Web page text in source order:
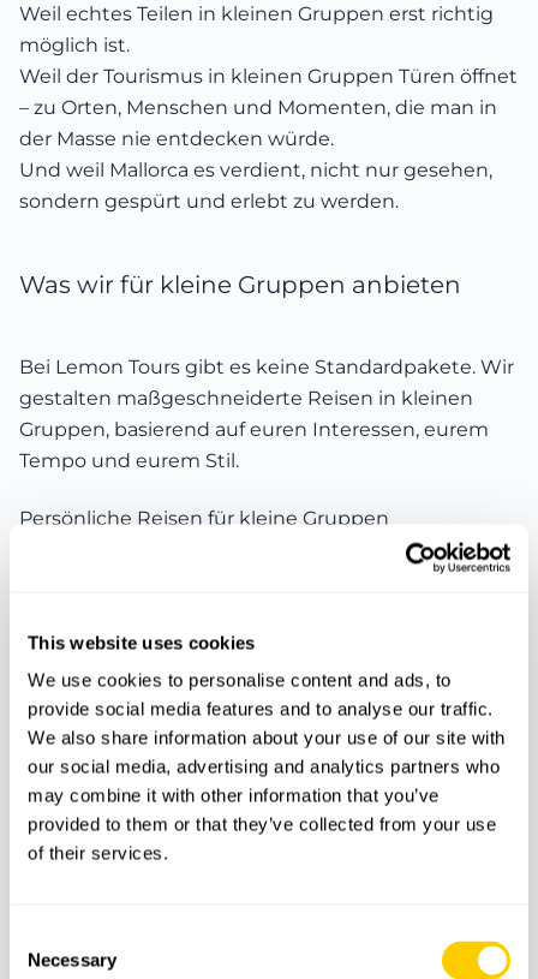
This website uses cookies
We use cookies to personalise content and ads, to
provide social media features and to analyse our traffic.
We also share information about your use of our site with
our social media, advertising and analytics partners who
may combine it with other information that you’ve
provided to them or that they’ve collected from your use
of their services.
Selection
Necessary
Weil echtes Teilen in kleinen Gruppen erst richtig
möglich ist.
Weil der Tourismus in kleinen Gruppen Türen öffnet
– zu Orten, Menschen und Momenten, die man in
der Masse nie entdecken würde.
Und weil Mallorca es verdient, nicht nur gesehen,
sondern gespürt und erlebt zu werden.
Was wir für kleine Gruppen anbieten
Bei Lemon Tours gibt es keine Standardpakete. Wir
gestalten maßgeschneiderte Reisen in kleinen
Gruppen, basierend auf euren Interessen, eurem
Tempo und eurem Stil.
Persönliche Reisen für kleine Gruppen
Ob mit Freunden, zu zweit, als Team oder Verein –
Echter Luxus liegt im Detail. Wir bieten exklusive
Reisen für kleine Gruppen, die durchdacht, stimmig
und sorgsam organisiert sind.
Erlebnisse mit lokaler Seele
anfühlen und nicht inszeniert.